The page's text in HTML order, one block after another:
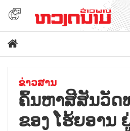
ຂ່າວສານ
ຄົ້ນຫາສີສັນວັດ
ຂອງ ໂຮ້ຍອານ